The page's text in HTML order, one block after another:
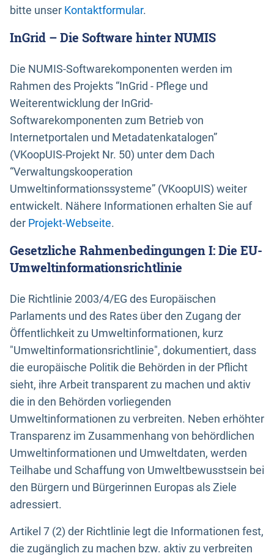
bitte unser Kontaktformular.
InGrid – Die Software hinter NUMIS
Die NUMIS-Softwarekomponenten werden im
Rahmen des Projekts “InGrid - Pflege und
Weiterentwicklung der InGrid-
Softwarekomponenten zum Betrieb von
Internetportalen und Metadatenkatalogen”
(VKoopUIS-Projekt Nr. 50) unter dem Dach
“Verwaltungskooperation
Umweltinformationssysteme” (VKoopUIS) weiter
entwickelt. Nähere Informationen erhalten Sie auf
der Projekt-Webseite.
Gesetzliche Rahmenbedingungen I: Die EU-
Umweltinformationsrichtlinie
Die Richtlinie 2003/4/EG des Europäischen
Parlaments und des Rates über den Zugang der
Öffentlichkeit zu Umweltinformationen, kurz
"Umweltinformationsrichtlinie", dokumentiert, dass
die europäische Politik die Behörden in der Pflicht
sieht, ihre Arbeit transparent zu machen und aktiv
die in den Behörden vorliegenden
Umweltinformationen zu verbreiten. Neben erhöhter
Transparenz im Zusammenhang von behördlichen
Umweltinformationen und Umweltdaten, werden
Teilhabe und Schaffung von Umweltbewusstsein bei
den Bürgern und Bürgerinnen Europas als Ziele
adressiert.
Artikel 7 (2) der Richtlinie legt die Informationen fest,
die zugänglich zu machen bzw. aktiv zu verbreiten